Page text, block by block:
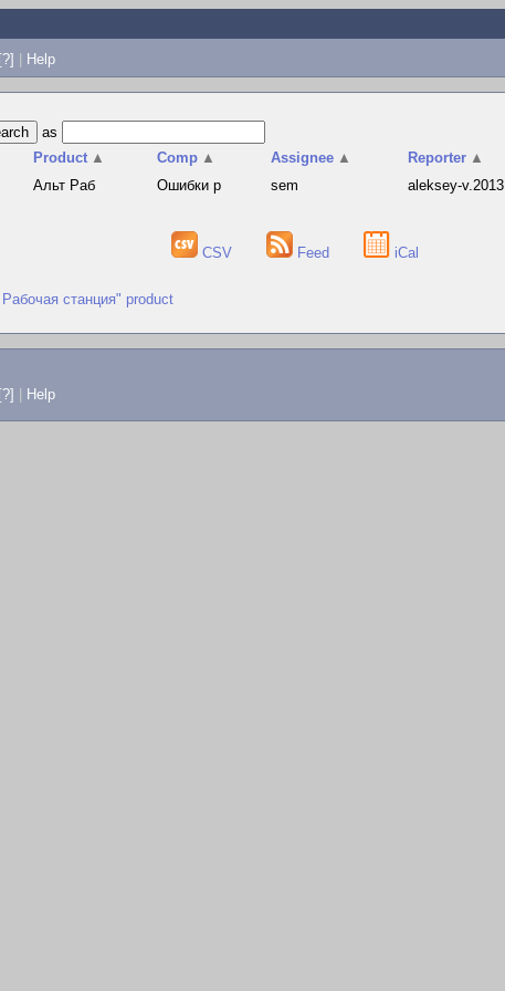
[?] | Help
as
Product ▲ Comp ▲ Assignee ▲ Reporter ▲
Альт Раб Ошибки р sem aleksey-v.2013
CSV Feed iCal
станция" product
[?] Help